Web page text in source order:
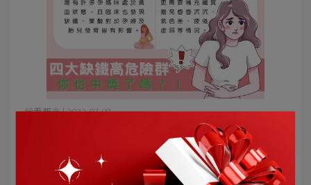
你是不是也是缺鐵大軍的一員呢？！
營養概念 | 2022-07-08
#你中獎了嗎? 缺鐵四大族群都是哪些人呢?一起來看看
吧！ 最常見⋯